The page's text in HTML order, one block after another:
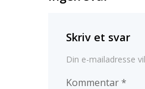
Skriv et svar
Din e-mailadresse
Kommentar*